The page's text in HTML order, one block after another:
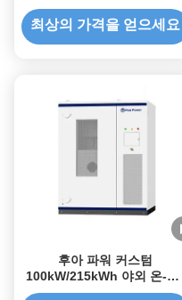
2000kWh 0.5C 에너지 저장
컨테이너
최상의 가격을 얻으세요
후아 파워 커스텀
100kW/215kWh 야외 온-인-
원 에어 냉각 ESS 캐비닛 PV